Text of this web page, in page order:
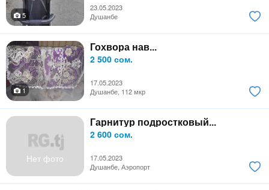
23.05.2023
5
Душанбе
Гохвора нав...
2 500 сом.
17.05.2023
1
Душанбе, 112 мкр
Нет фото
Гарнитур подростковый...
2 600 сом.
17.05.2023
Душанбе, Аэропорт